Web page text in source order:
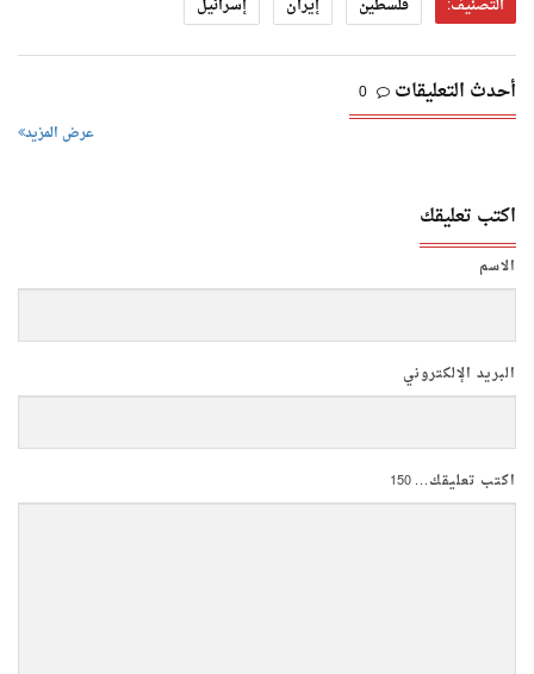
التصنيف: فلسطين إيران إسرائيل
أحدث التعليقات 0
عرض المزيد
اكتب تعليقك
الاسم
البريد الإلكتروني
اكتب تعليقك...150